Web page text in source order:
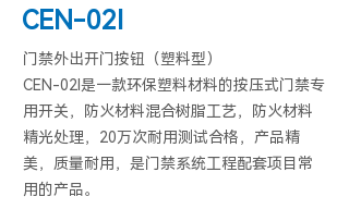
CEN-02I
门禁外出开门按钮（塑料型）
CEN-02I是一款环保塑料材料的按压式门禁专
用开关，防火材料混合树脂工艺，防火材料
精光处理，20万次耐用测试合格，产品精
美，质量耐用，是门禁系统工程配套项目常
用的产品。